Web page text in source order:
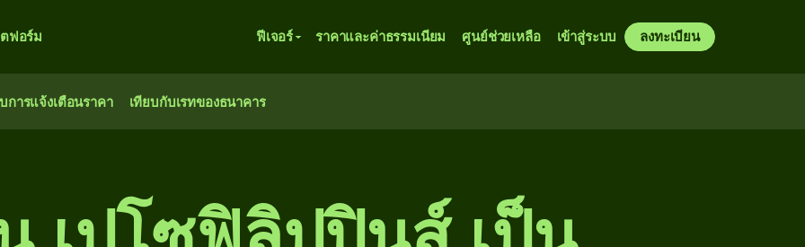
ฟอร์ม ฟีเจอร์ ราคาและค่าธรรมเนียม ศูนย์ช่วยเหลือ เข้าสู่ระบบ ลงทะเบียน
การแจ้งเตือนราคา เทียบกับเรทของธนาคาร